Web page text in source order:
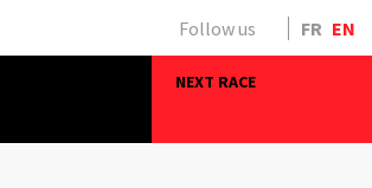
Follow us FR EN
NEXT RACE